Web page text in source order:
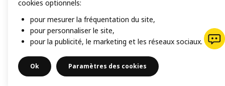
cookies optionnels:
pour mesurer la fréquentation du site,
pour personnaliser le site,
pour la publicité, le marketing et les réseaux sociaux.
Ok Paramètres des cookies